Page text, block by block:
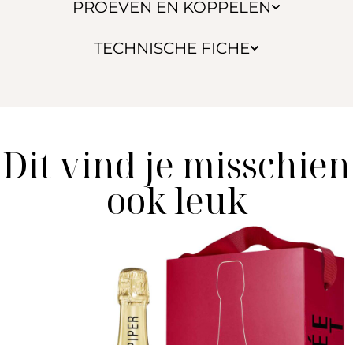
PROEVEN EN KOPPELEN
TECHNISCHE FICHE
Dit vind je misschien
ook leuk